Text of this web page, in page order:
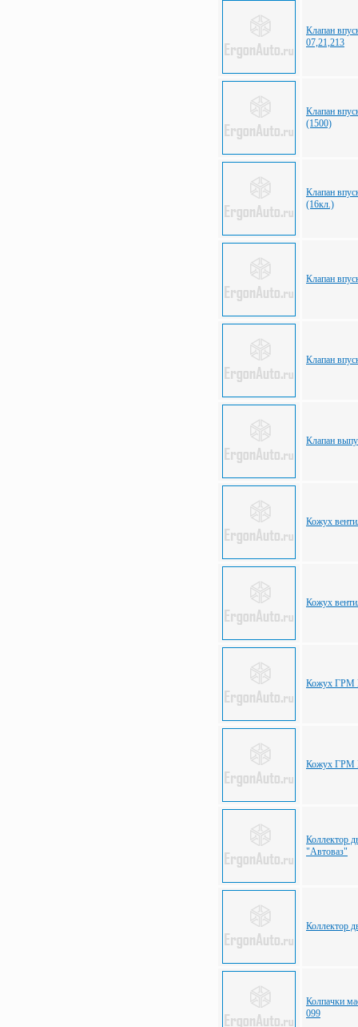
Клапан
07,21,213
Клапан
(1500)
Клапан
(16кл.)
Клапан
Клапан
Клапан
Кожух
Кожух
Кожух ГРМ
Кожух ГРМ
Коллектор
"Автоваз"
Коллектор
Колпачки
099